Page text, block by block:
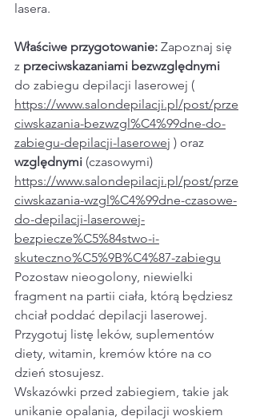
lasera.
Właściwe przygotowanie: Zapoznaj się
z przeciwskazaniami bezwzględnymi
do zabiegu depilacji laserowej (
https://www.salondepilacji.pl/post/prze
ciwskazania-bezwzgl%C4%99dne-do-
zabiegu-depilacji-laserowej ) oraz
względnymi (czasowymi)
https://www.salondepilacji.pl/post/prze
ciwskazania-wzgl%C4%99dne-czasowe-
do-depilacji-laserowej-
bezpiecze%C5%84stwo-i-
skuteczno%C5%9B%C4%87-zabiegu
Pozostaw nieogolony, niewielki
fragment na partii ciała, którą będziesz
chciał poddać depilacji laserowej.
Przygotuj listę leków, suplementów
diety, witamin, kremów które na co
dzień stosujesz.
Wskazówki przed zabiegiem, takie jak
unikanie opalania, depilacji woskiem